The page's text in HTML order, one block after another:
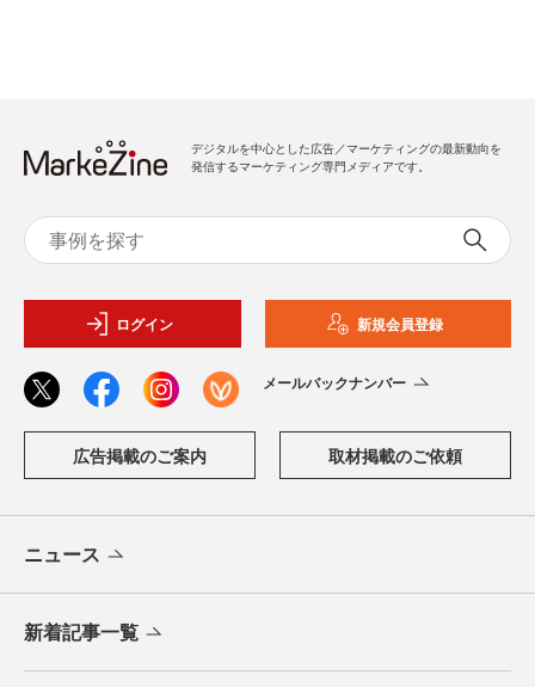
デジタルを中心とした広告／マーケティングの最新動向を
発信するマーケティング専門メディアです。
ログイン 新規会員登録
メールバックナンバー
広告掲載のご案内 取材掲載のご依頼
ニュース
新着記事一覧